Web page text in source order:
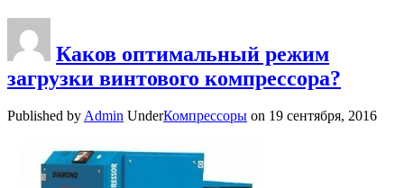
Каков оптимальный режим
загрузки винтового компрессора?
Published byAdmin UnderКомпрессоры on 19 сентября, 2016